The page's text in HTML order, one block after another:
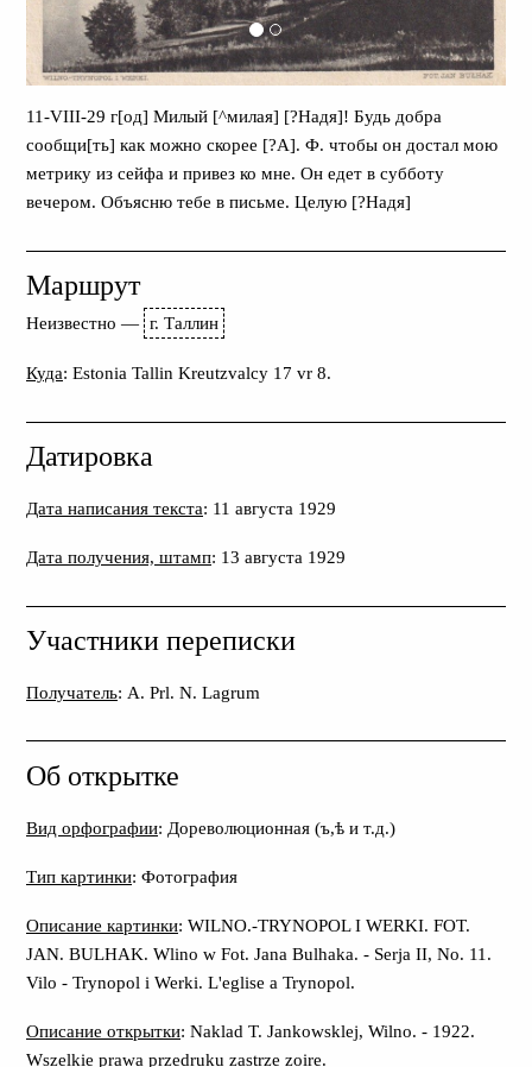
11-VIII-29 г[од] Милый [^милая] [?Надя]! Будь добра
сообщи[ть] как можно скорее [?А]. Ф. чтобы он достал мою
метрику из сейфа и привез ко мне. Он едет в субботу
вечером. Объясню тебе в письме. Целую [?Надя]
Маршрут
Неизвестно — г. Таллин
Куда: Estonia Tallin Kreutzvalcy 17 vr 8.
Датировка
Дата написания текста: 11 августа 1929
Дата получения, штамп: 13 августа 1929
Участники переписки
Получатель: A. Prl. N. Lagrum
Об открытке
Вид орфографии: Дореволюционная (ъ,ѣ и т.д.)
Тип картинки: Фотография
Описание картинки: WILNO.-TRYNOPOL I WERKI. FOT.
JAN. BULHAK. Wlino w Fot. Jana Bulhaka. - Serja II, No. 11.
Vilo - Trynopol i Werki. L'eglise a Trynopol.
Описание открытки: Naklad T. Jankowsklej, Wilno. - 1922.
Wszelkie prawa przedruku zastrze zoire.